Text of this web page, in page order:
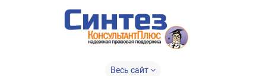
Весь сайт